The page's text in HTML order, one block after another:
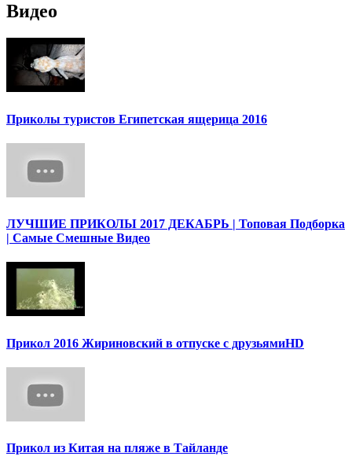
Видео
Приколы туристов Египетская ящерица 2016
ЛУЧШИЕ ПРИКОЛЫ 2017 ДЕКАБРЬ | Топовая Подборка
| Самые Смешные Видео
Прикол 2016 Жириновский в отпуске с друзьямиHD
Прикол из Китая на пляже в Тайланде